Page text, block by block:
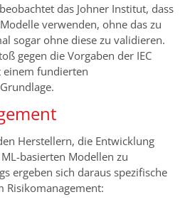
das Johner Institut, dass
verwenden, ohne das zu
sogar ohne diese zu validieren.
gegen die Vorgaben der IEC
fundierten
Herstellern, die Entwicklung
basierten Modellen zu
ergeben sich daraus spezifische
Risikomanagement: